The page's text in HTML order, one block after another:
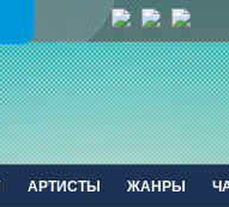
АРТИСТЫ ЖАНРЫ